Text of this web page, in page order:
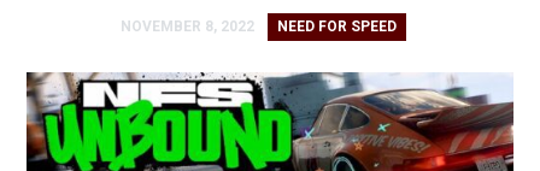
NOVEMBER 8, 2022 NEED FOR SPEED